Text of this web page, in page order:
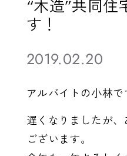
“木造”共同住
す！
2019.02.20
アルバイトの小林で
遅くなりましたが
ございます。